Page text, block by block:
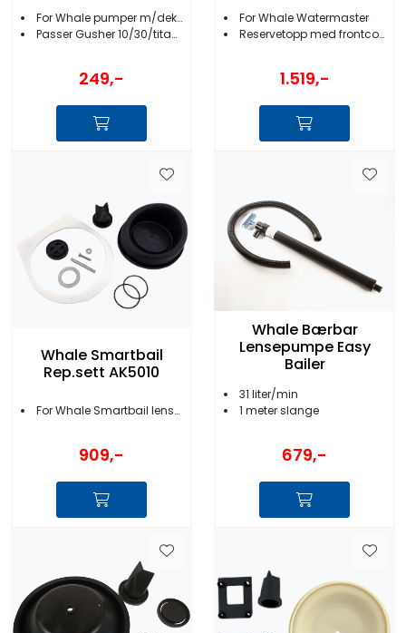
For Whale pumper m/dekksplate
Passer Gusher 10/30/titan/Urchin/Mk5
249,-
For Whale Watermaster
Reservetopp med frontcover
1.519,-
Whale Smartbail
Rep.sett AK5010
For Whale Smartbail lensepumpe
909,-
Whale Bærbar
Lensepumpe Easy
Bailer
31 liter/min
1 meter slange
679,-